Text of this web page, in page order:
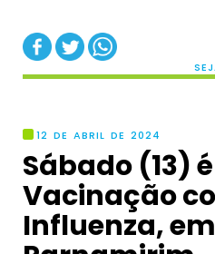
12 DE ABRIL DE 2024
Sábado (13)
Vacinação
Influenza, em